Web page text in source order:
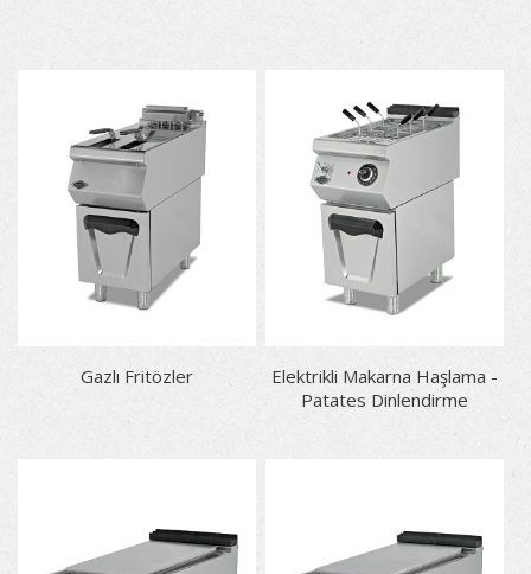
Gazlı Fritözler
Elektrikli Makarna Haşlama -
Patates Dinlendirme